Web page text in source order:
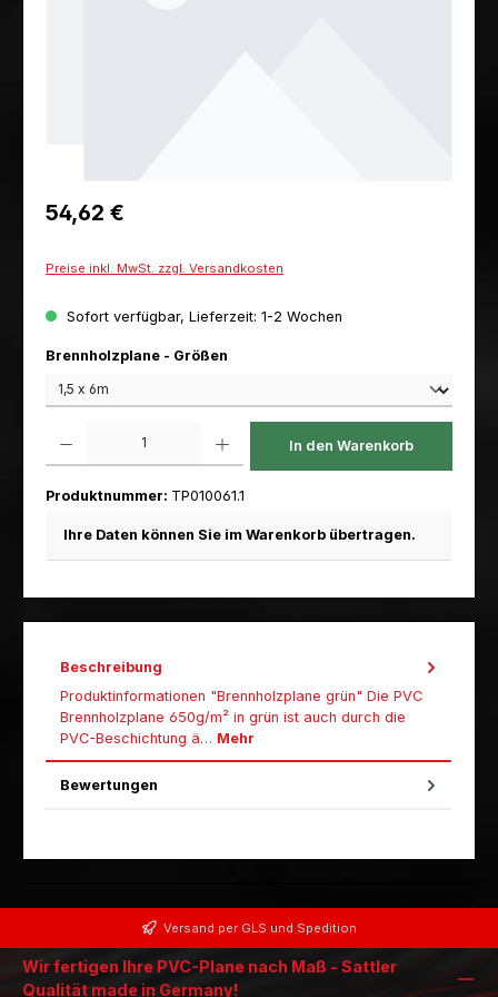
Regulärer Preis:
54,62 €
Preise inkl. MwSt. zzgl. Versandkosten
Sofort verfügbar, Lieferzeit: 1-2 Wochen
Brennholzplane - Größen
In den Warenkorb
Produktnummer: TP010061.1
Ihre Daten können Sie im Warenkorb übertragen.
Beschreibung
Produktinformationen "Brennholzplane grün" Die PVC
Brennholzplane 650g/m² in grün ist auch durch die
PVC-Beschichtung ä… Mehr
Bewertungen
Versand per GLS und Spedition
Wir fertigen Ihre PVC-Plane nach Maß - Sattler
Qualität made in Germany!